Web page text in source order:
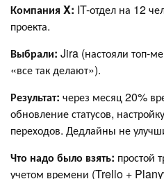
Компания X: IT-отдел на 12
проекта.
Выбрали: Jira (настояли топ-
«все так делают»).
Результат: через месяц 20%
обновление статусов,
переходов. Дедлайны не
Что надо было взять: простой
учетом времени (Trello +